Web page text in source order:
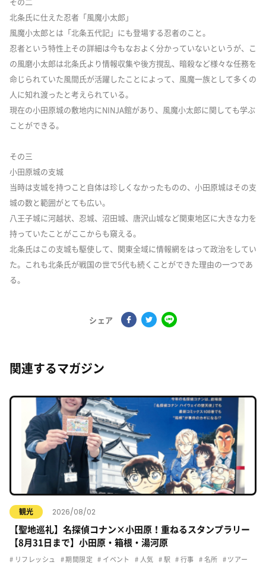
その二
北条氏に仕えた忍者「風魔小太郎」
風魔小太郎とは「北条五代記」にも登場する忍者のこと。
忍者という特性上その詳細は今もなおよく分かっていないというが、こ
の風磨小太郎は北条氏より情報収集や後方撹乱、暗殺など様々な任務を
命じられていた風間氏が活躍したことによって、風魔一族として多くの
人に知れ渡ったと考えられている。
現在の小田原城の敷地内にNINJA館があり、風魔小太郎に関しても学ぶ
ことができる。
その三
小田原城の支城
当時は支城を持つこと自体は珍しくなかったものの、小田原城はその支
城の数と範囲がとても広い。
八王子城に河越状、忍城、沼田城、唐沢山城など関東地区に大きな力を
持っていたことがここからも窺える。
北条氏はこの支城も駆使して、関東全域に情報網をはって政治をしてい
た。これも北条氏が戦国の世で5代も続くことができた理由の一つであ
る。
シェア
関連するマガジン
観光 2026/08/02
【聖地巡礼】名探偵コナン×小田原！重ねるスタンプラリー
【8月31日まで】小田原・箱根・湯河原
リフレッシュ 期間限定 イベント 人気 駅 行事 名所 ツアー